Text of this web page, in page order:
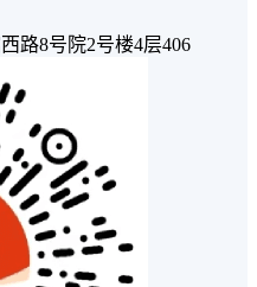
路8号院2号楼4层406